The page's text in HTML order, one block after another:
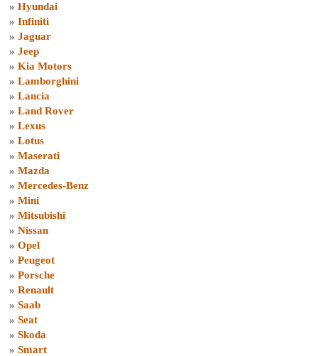
» Hyundai
» Infiniti
» Jaguar
» Jeep
» Kia Motors
» Lamborghini
» Lancia
» Land Rover
» Lexus
» Lotus
» Maserati
» Mazda
» Mercedes-Benz
» Mini
» Mitsubishi
» Nissan
» Opel
» Peugeot
» Porsche
» Renault
» Saab
» Seat
» Skoda
» Smart